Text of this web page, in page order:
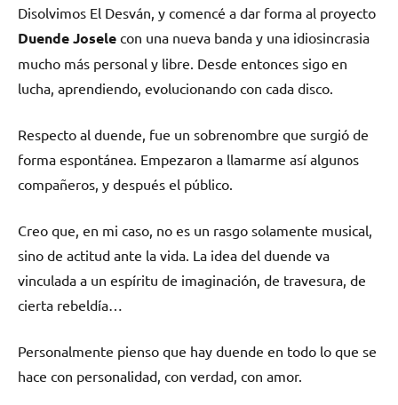
Disolvimos El Desván, y comencé a dar forma al proyecto
Duende Josele con una nueva banda y una idiosincrasia
mucho más personal y libre. Desde entonces sigo en
lucha, aprendiendo, evolucionando con cada disco.
Respecto al duende, fue un sobrenombre que surgió de
forma espontánea. Empezaron a llamarme así algunos
compañeros, y después el público.
Creo que, en mi caso, no es un rasgo solamente musical,
sino de actitud ante la vida. La idea del duende va
vinculada a un espíritu de imaginación, de travesura, de
cierta rebeldía…
Personalmente pienso que hay duende en todo lo que se
hace con personalidad, con verdad, con amor.